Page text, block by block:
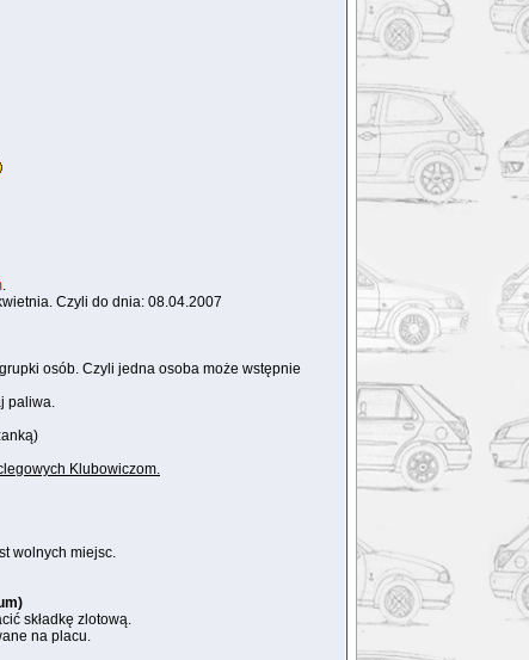
.
Czyli do dnia: 08.04.2007
osób. Czyli jedna osoba może wstępnie
paliwa.
Klubowiczom.
wolnych miejsc.
składkę zlotową.
na placu.